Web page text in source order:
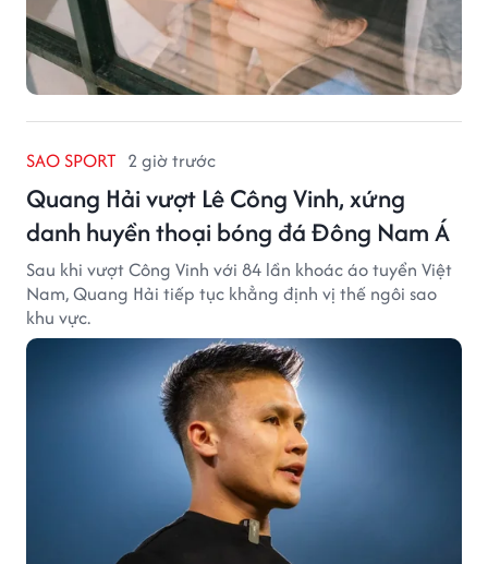
SAO SPORT 2 giờ trước
Quang Hải vượt Lê Công Vinh, xứng
danh huyền thoại bóng đá Đông Nam Á
Sau khi vượt Công Vinh với 84 lần khoác áo tuyển Việt
Nam, Quang Hải tiếp tục khẳng định vị thế ngôi sao
khu vực.